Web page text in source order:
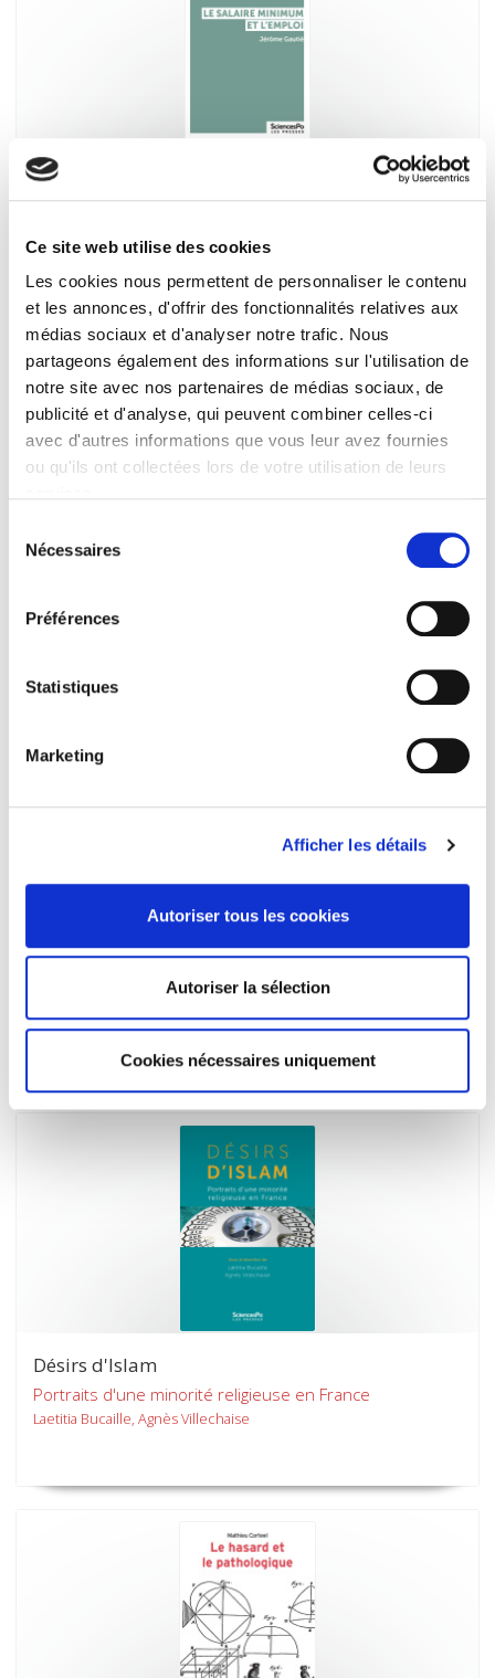
Ce site web utilise des cookies
Les cookies nous permettent de personnaliser le contenu
et les annonces, d'offrir des fonctionnalités relatives aux
médias sociaux et d'analyser notre trafic. Nous
partageons également des informations sur l'utilisation de
notre site avec nos partenaires de médias sociaux, de
publicité et d'analyse, qui peuvent combiner celles-ci
avec d'autres informations que vous leur avez fournies
ou qu'ils ont collectées lors de votre utilisation de leurs
Nécessaires
Préférences
Statistiques
Marketing
Afficher les détails
Autoriser tous les cookies
Autoriser la sélection
Cookies nécessaires uniquement
Le salaire minimum et l'emploi
Jérôme Gautié
Gouvernement & action publique 09-2, avril-juin
Varia
Covid-19 : une crise organisationnelle
Henri Bergeron, Olivier Borraz
Désirs d'Islam
Portraits d'une minorité religieuse en France
Laetitia Bucaille, Agnès Villechaise